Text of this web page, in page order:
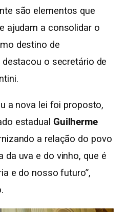
são elementos que
ajudam a consolidar o
destino de
destacou o secretário de
a nova lei foi proposto,
estadual Guilherme
a relação do povo
da uva e do vinho, que é
e do nosso futuro”,